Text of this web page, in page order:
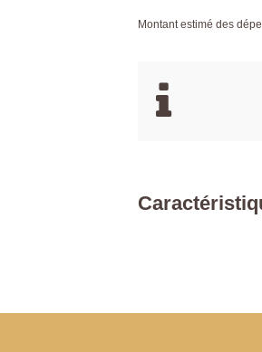
Montant estimé des